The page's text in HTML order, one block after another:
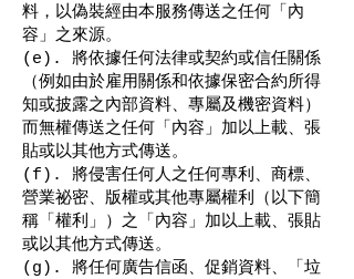
料，以偽裝經由本服務傳送之任何「內
容」之來源。
(e). 將依據任何法律或契約或信任關係
（例如由於雇用關係和依據保密合約所得
知或披露之內部資料、專屬及機密資料）
而無權傳送之任何「內容」加以上載、張
貼或以其他方式傳送。
(f). 將侵害任何人之任何專利、商標、
營業祕密、版權或其他專屬權利（以下簡
稱「權利」）之「內容」加以上載、張貼
或以其他方式傳送。
(g). 將任何廣告信函、促銷資料、「垃